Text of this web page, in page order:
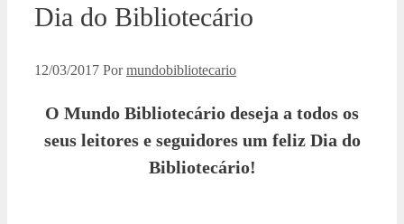
Dia do Bibliotecário
12/03/2017 Pormundobibliotecario
O Mundo Bibliotecário deseja a todos os
seus leitores e seguidores um feliz Dia do
Bibliotecário!